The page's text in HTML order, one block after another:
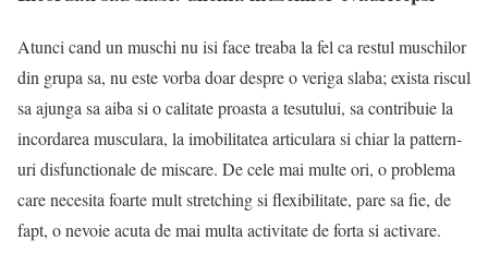
Atunci cand un muschi nu isi face treaba la fel ca restul muschilor
din grupa sa, nu este vorba doar despre o veriga slaba; exista riscul
sa ajunga sa aiba si o calitate proasta a tesutului, sa contribuie la
incordarea musculara, la imobilitatea articulara si chiar la pattern-
uri disfunctionale de miscare. De cele mai multe ori, o problema
care necesita foarte mult stretching si flexibilitate, pare sa fie, de
fapt, o nevoie acuta de mai multa activitate de forta si activare.